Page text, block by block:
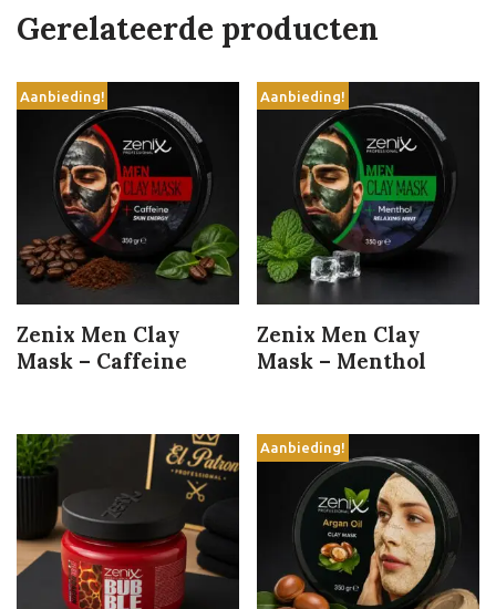
Gerelateerde producten
Aanbieding!
Zenix Men Clay
Mask – Caffeine
Aanbieding!
Zenix Men Clay
Mask – Menthol
Aanbieding!